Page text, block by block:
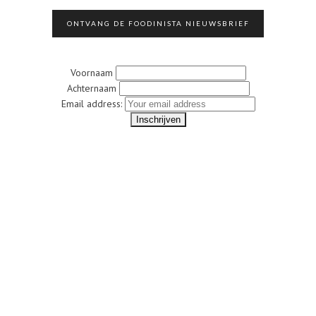
ONTVANG DE FOODINISTA NIEUWSBRIEF
Voornaam
Achternaam
Email address: